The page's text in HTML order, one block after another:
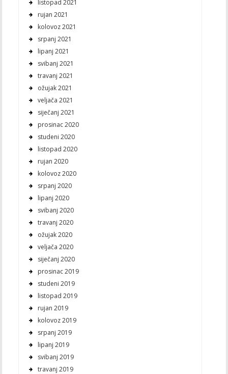
listopad 2021
rujan 2021
kolovoz 2021
srpanj 2021
lipanj 2021
svibanj 2021
travanj 2021
ožujak 2021
veljača 2021
siječanj 2021
prosinac 2020
studeni 2020
listopad 2020
rujan 2020
kolovoz 2020
srpanj 2020
lipanj 2020
svibanj 2020
travanj 2020
ožujak 2020
veljača 2020
siječanj 2020
prosinac 2019
studeni 2019
listopad 2019
rujan 2019
kolovoz 2019
srpanj 2019
lipanj 2019
svibanj 2019
travanj 2019